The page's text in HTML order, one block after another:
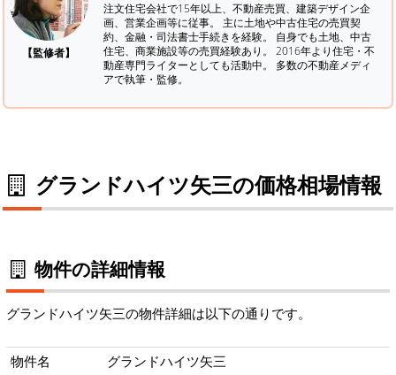
【監修者】
注文住宅会社で15年以上、不動産売買、建築デザイン企
画、営業企画等に従事。 主に土地や中古住宅の売買契
約、金融・司法書士手続きを経験。 自身でも土地、中古
住宅、商業施設等の売買経験あり。 2016年より住宅・不
動産専門ライターとしても活動中。 多数の不動産メディ
アで執筆・監修。
グランドハイツ矢三の価格相場情報
物件の詳細情報
グランドハイツ矢三の物件詳細は以下の通りです。
物件名
グランドハイツ矢三